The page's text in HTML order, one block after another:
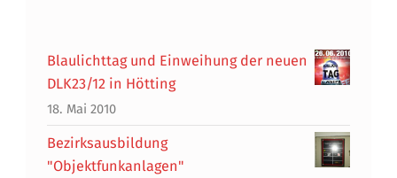
Blaulichttag und Einweihung der neuen
DLK23/12 in Hötting
18. Mai 2010
Bezirksausbildung
"Objektfunkanlagen"